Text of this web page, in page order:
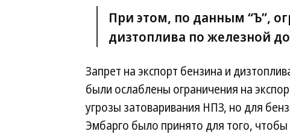
При этом, по данным “Ъ”,
дизтоплива по железной
Запрет на экспорт бензина и
были ослаблены ограничения на
угрозы затоваривания НПЗ, но для
Эмбарго было принято для того,